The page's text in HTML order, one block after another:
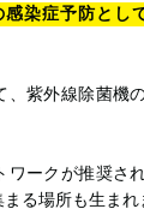
染症予防とし
、紫外線除菌機
ワークが推奨さ
る場所も生まれ